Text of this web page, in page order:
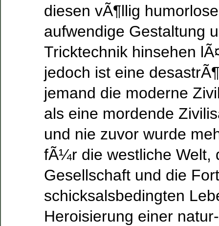
diesen vÃ¶llig
aufwendige Gestaltung
Tricktechnik hinsehen
jedoch ist eine
jemand die moderne
als eine mordende
und nie zuvor wurde
fÃ¼r die westliche Welt,
Gesellschaft und die
schicksalsbedingten
Heroisierung einer